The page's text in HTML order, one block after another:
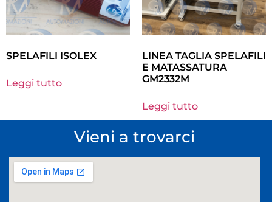
SPELAFILI ISOLEX
Leggi tutto
LINEA TAGLIA SPELAFILI
E MATASSATURA
GM2332M
Leggi tutto
Vieni a trovarci